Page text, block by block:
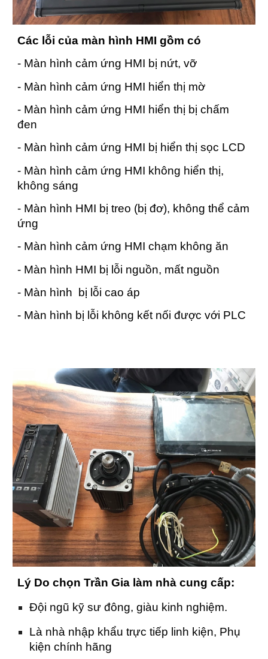
Các lỗi của màn hình HMI gồm có
- Màn hình cảm ứng HMI bị nứt, vỡ
- Màn hình cảm ứng HMI hiển thị mờ
- Màn hình cảm ứng HMI hiển thị bị chấm
đen
- Màn hình cảm ứng HMI bị hiển thị sọc LCD
- Màn hình cảm ứng HMI không hiển thị,
không sáng
- Màn hình HMI bị treo (bị đơ), không thể cảm
ứng
- Màn hình cảm ứng HMI chạm không ăn
- Màn hình HMI bị lỗi nguồn, mất nguồn
- Màn hình bị lỗi cao áp
- Màn hình bị lỗi không kết nối được với PLC
Lý Do chọn Trần Gia làm nhà cung cấp:
Đội ngũ kỹ sư đông, giàu kinh nghiệm.
Là nhà nhập khẩu trực tiếp linh kiện, Phụ
kiện chính hãng